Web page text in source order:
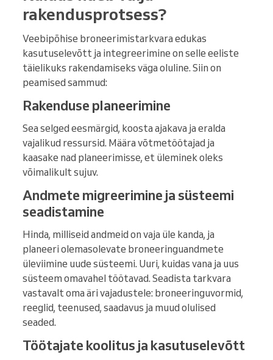
rakendusprotsess?
Veebipõhise broneerimistarkvara edukas
kasutuselevõtt ja integreerimine on selle eeliste
täielikuks rakendamiseks väga oluline. Siin on
peamised sammud:
Rakenduse planeerimine
Sea selged eesmärgid, koosta ajakava ja eralda
vajalikud ressursid. Määra võtmetöötajad ja
kaasake nad planeerimisse, et üleminek oleks
võimalikult sujuv.
Andmete migreerimine ja süsteemi
seadistamine
Hinda, milliseid andmeid on vaja üle kanda, ja
planeeri olemasolevate broneeringuandmete
üleviimine uude süsteemi. Uuri, kuidas vana ja uus
süsteem omavahel töötavad. Seadista tarkvara
vastavalt oma äri vajadustele: broneeringuvormid,
reeglid, teenused, saadavus ja muud olulised
seaded.
Töötajate koolitus ja kasutuselevõtt